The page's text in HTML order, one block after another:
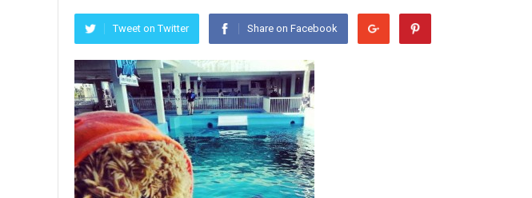
Tweet on Twitter Share on Facebook